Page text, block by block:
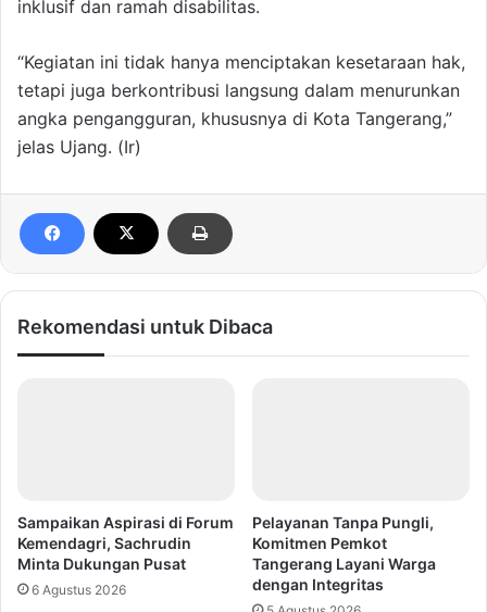
inklusif dan ramah disabilitas.
“Kegiatan ini tidak hanya menciptakan kesetaraan hak,
tetapi juga berkontribusi langsung dalam menurunkan
angka pengangguran, khususnya di Kota Tangerang,”
jelas Ujang. (Ir)
Rekomendasi untuk Dibaca
Sampaikan Aspirasi di Forum
Kemendagri, Sachrudin
Minta Dukungan Pusat
6 Agustus 2026
Pelayanan Tanpa Pungli,
Komitmen Pemkot
Tangerang Layani Warga
dengan Integritas